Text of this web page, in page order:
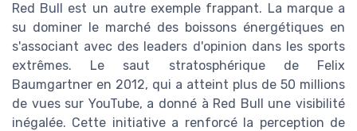
Red Bull est un autre exemple frappant. La marque a
su dominer le marché des boissons énergétiques en
s'associant avec des leaders d'opinion dans les sports
extrêmes. Le saut stratosphérique de Felix
Baumgartner en 2012, qui a atteint plus de 50 millions
de vues sur YouTube, a donné à Red Bull une visibilité
inégalée. Cette initiative a renforcé la perception de